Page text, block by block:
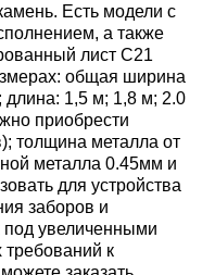
Есть модели с
а также
лист С21
общая ширина
1,5 м; 1,8 м; 2.0
приобрести
толщина металла от
металла 0.45мм и
для устройства
заборов и
под увеличенными
к